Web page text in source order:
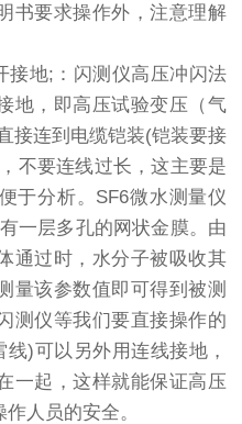
书要求操作外，注意理解
地;：闪测仪高压冲闪法
地，即高压试验变压（气
接连到电缆铠装(铠装要接
不要连线过长，这主要是
于分析。SF6微水测量仪
一层多孔的网状金膜。由
通过时，水分子被吸收其
量该参数值即可得到被测
测仪等我们要直接操作的
)可以另外用连线接地，
一起，这样就能保证高压
人员的安全。